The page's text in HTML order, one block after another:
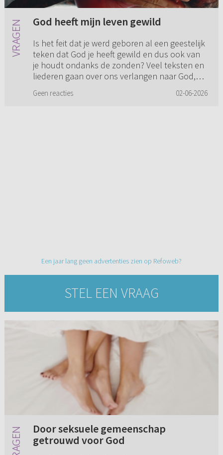
God heeft mijn leven gewild
Is het feit dat je werd geboren al een geestelijk
teken dat God je heeft gewild en dus ook van
je houdt ondanks de zonden? Veel teksten en
liederen gaan over ons verlangen naar God,
Geen reacties 02-06-2026
Een jaar lang geen advertenties zien op Refoweb?
STEL EEN VRAAG
Door seksuele gemeenschap
getrouwd voor God